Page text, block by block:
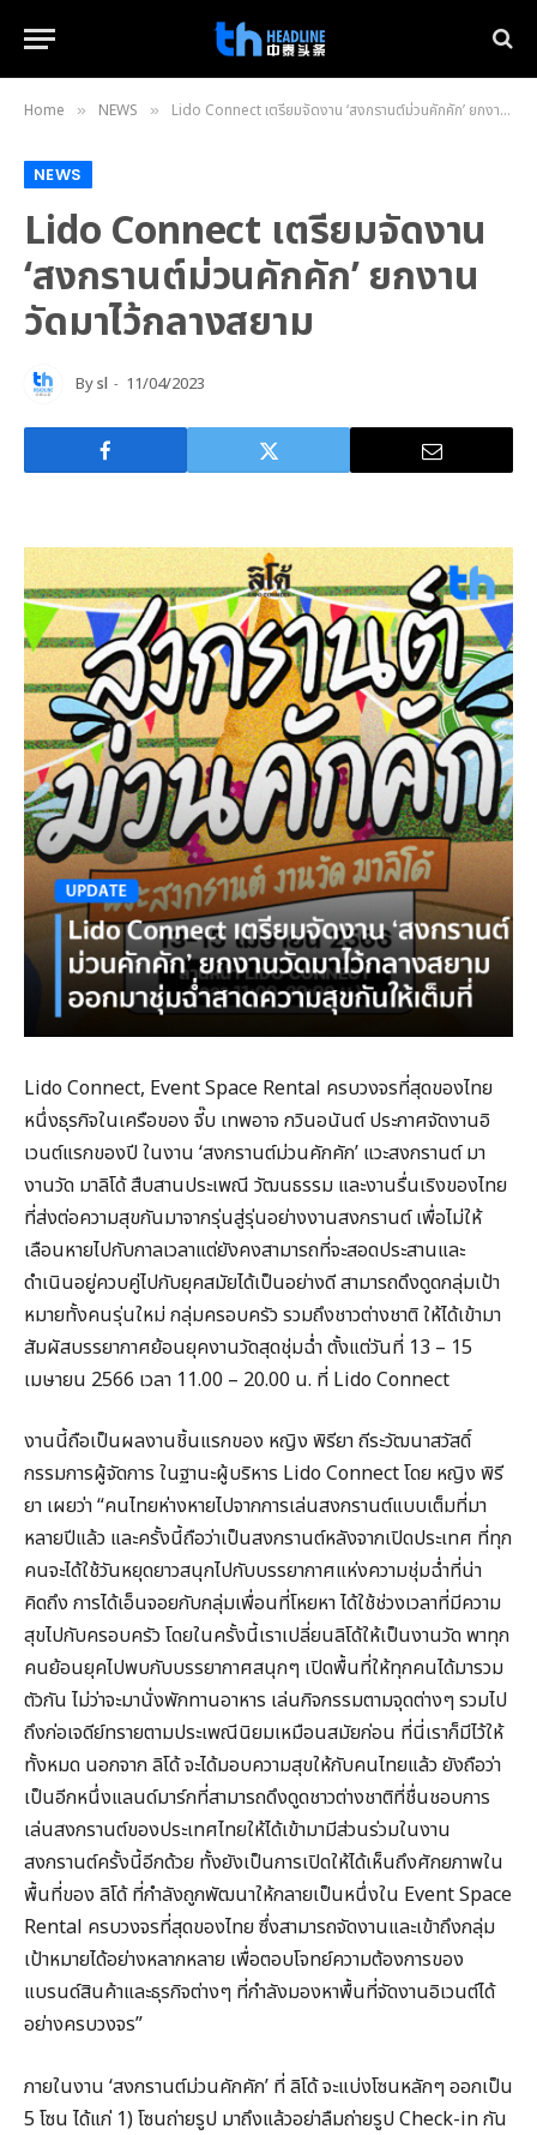
Home » NEWS » Lido Connect เตรียมจัดงาน ‘สงกรานต์ม่วนคักคัก’ ยกงานวัดมาไว้กลางสยาม
NEWS
Lido Connect เตรียมจัดงาน
‘สงกรานต์ม่วนคักคัก’ ยกงาน
วัดมาไว้กลางสยาม
Bysl 11/04/2023
Lido Connect, Event Space Rental ครบวงจรที่สุดของไทย
หนึ่งธุรกิจในเครือของ จี๊บ เทพอาจ กวินอนันต์ ประกาศจัดงานอิ
เวนต์แรกของปี ในงาน ‘สงกรานต์ม่วนคักคัก’ แวะสงกรานต์ มา
งานวัด มาลิโด้ สืบสานประเพณี วัฒนธรรม และงานรื่นเริงของไทย
ที่ส่งต่อความสุขกันมาจากรุ่นสู่รุ่นอย่างงานสงกรานต์ เพื่อไม่ให้
เลือนหายไปกับกาลเวลาแต่ยังคงสามารถที่จะสอดประสานและ
ดำเนินอยู่ควบคู่ไปกับยุคสมัยได้เป็นอย่างดี สามารถดึงดูดกลุ่มเป้า
หมายทั้งคนรุ่นใหม่ กลุ่มครอบครัว รวมถึงชาวต่างชาติ ให้ได้เข้ามา
สัมผัสบรรยากาศย้อนยุคงานวัดสุดชุ่มฉ่ำ ตั้งแต่วันที่ 13 – 15
เมษายน 2566 เวลา 11.00 – 20.00 น. ที่ Lido Connect
งานนี้ถือเป็นผลงานชิ้นแรกของ หญิง พิรียา ถีระวัฒนาสวัสดิ์
กรรมการผู้จัดการ ในฐานะผู้บริหาร Lido Connect โดย หญิง พิรี
ยา เผยว่า “คนไทยห่างหายไปจากการเล่นสงกรานต์แบบเต็มที่มา
หลายปีแล้ว และครั้งนี้ถือว่าเป็นสงกรานต์หลังจากเปิดประเทศ ที่ทุก
คนจะได้ใช้วันหยุดยาวสนุกไปกับบรรยากาศแห่งความชุ่มฉ่ำที่น่า
คิดถึง การได้เอ็นจอยกับกลุ่มเพื่อนที่โหยหา ได้ใช้ช่วงเวลาที่มีความ
สุขไปกับครอบครัว โดยในครั้งนี้เราเปลี่ยนลิโด้ให้เป็นงานวัด พาทุก
คนย้อนยุคไปพบกับบรรยากาศสนุกๆ เปิดพื้นที่ให้ทุกคนได้มารวม
ตัวกัน ไม่ว่าจะมานั่งพักทานอาหาร เล่นกิจกรรมตามจุดต่างๆ รวมไป
ถึงก่อเจดีย์ทรายตามประเพณีนิยมเหมือนสมัยก่อน ที่นี่เราก็มีไว้ให้
ทั้งหมด นอกจาก ลิโด้ จะได้มอบความสุขให้กับคนไทยแล้ว ยังถือว่า
เป็นอีกหนึ่งแลนด์มาร์กที่สามารถดึงดูดชาวต่างชาติที่ชื่นชอบการ
เล่นสงกรานต์ของประเทศไทยให้ได้เข้ามามีส่วนร่วมในงาน
สงกรานต์ครั้งนี้อีกด้วย ทั้งยังเป็นการเปิดให้ได้เห็นถึงศักยภาพใน
พื้นที่ของ ลิโด้ ที่กำลังถูกพัฒนาให้กลายเป็นหนึ่งใน Event Space
Rental ครบวงจรที่สุดของไทย ซึ่งสามารถจัดงานและเข้าถึงกลุ่ม
เป้าหมายได้อย่างหลากหลาย เพื่อตอบโจทย์ความต้องการของ
แบรนด์สินค้าและธุรกิจต่างๆ ที่กำลังมองหาพื้นที่จัดงานอิเวนต์ได้
อย่างครบวงจร”
ภายในงาน ‘สงกรานต์ม่วนคักคัก’ ที่ ลิโด้ จะแบ่งโซนหลักๆ ออกเป็น
5 โซน ได้แก่ 1) โซนถ่ายรูป มาถึงแล้วอย่าลืมถ่ายรูป Check-in กัน